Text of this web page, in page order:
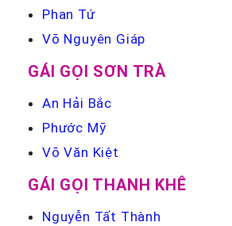
Phan Tứ
Võ Nguyên Giáp
GÁI GỌI SƠN TRÀ
An Hải Bắc
Phước Mỹ
Võ Văn Kiệt
GÁI GỌI THANH KHÊ
Nguyễn Tất Thành